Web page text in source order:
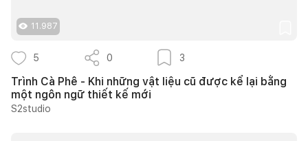
11.987
5 0 3
Trình Cà Phê - Khi những vật liệu cũ được kể lại bằng
một ngôn ngữ thiết kế mới
S2studio